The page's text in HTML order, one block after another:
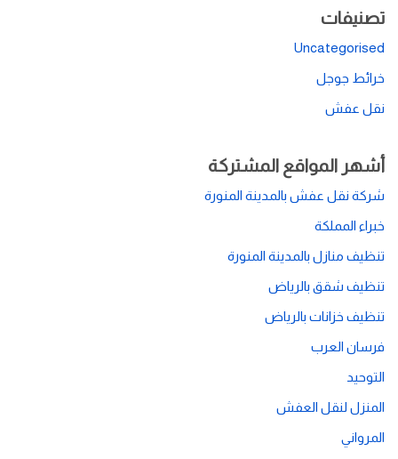
تصنيفات
Uncategorised
خرائط جوجل
نقل عفش
أشهر المواقع المشتركة
شركة نقل عفش بالمدينة المنورة
خبراء المملكة
تنظيف منازل بالمدينة المنورة
تنظيف شقق بالرياض
تنظيف خزانات بالرياض
فرسان العرب
التوحيد
المنزل لنقل العفش
المرواني